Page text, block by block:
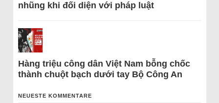
nhũng khi đối diện với pháp luật
Hàng triệu công dân Việt Nam bỗng chốc
thành chuột bạch dưới tay Bộ Công An
NEUESTE KOMMENTARE